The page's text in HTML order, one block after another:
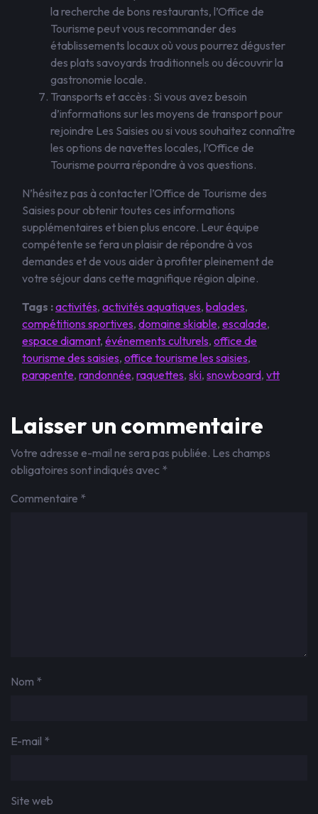
la recherche de bons restaurants, l’Office de
Tourisme peut vous recommander des
établissements locaux où vous pourrez déguster
des plats savoyards traditionnels ou découvrir la
gastronomie locale.
Transports et accès : Si vous avez besoin
d’informations sur les moyens de transport pour
rejoindre Les Saisies ou si vous souhaitez connaître
les options de navettes locales, l’Office de
Tourisme pourra répondre à vos questions.
N’hésitez pas à contacter l’Office de Tourisme des
Saisies pour obtenir toutes ces informations
supplémentaires et bien plus encore. Leur équipe
compétente se fera un plaisir de répondre à vos
demandes et de vous aider à profiter pleinement de
votre séjour dans cette magnifique région alpine.
Tags :activités, activités aquatiques, balades,
compétitions sportives, domaine skiable, escalade,
espace diamant, événements culturels, office de
tourisme des saisies, office tourisme les saisies,
parapente, randonnée, raquettes, ski, snowboard, vtt
Laisser un commentaire
Votre adresse e-mail ne sera pas publiée. Les champs
obligatoires sont indiqués avec *
Commentaire *
Nom *
E-mail *
Site web